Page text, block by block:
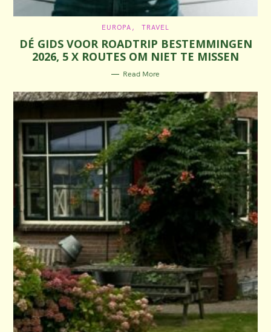
T
E
G
O
R
I
S
EUROPA TRAVEL
DÉ GIDS VOOR ROADTRIP BESTEMMINGEN
2026, 5 X ROUTES OM NIET TE MISSEN
Read More